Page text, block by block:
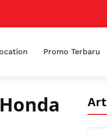
Promo Terbaru